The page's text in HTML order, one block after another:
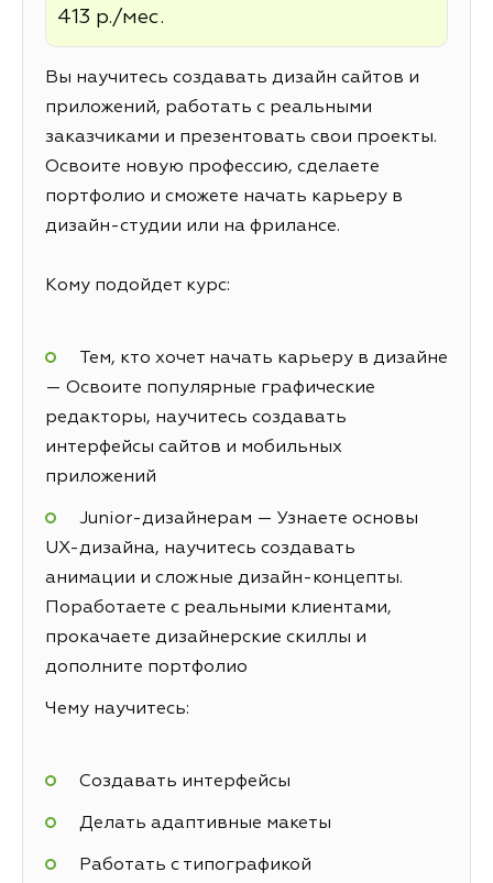
413 р./мес.
Вы научитесь создавать дизайн сайтов и
приложений, работать с реальными
заказчиками и презентовать свои проекты.
Освоите новую профессию, сделаете
портфолио и сможете начать карьеру в
дизайн-студии или на фрилансе.
Кому подойдет курс:
Тем, кто хочет начать карьеру в дизайне
— Освоите популярные графические
редакторы, научитесь создавать
интерфейсы сайтов и мобильных
приложений
Junior-дизайнерам — Узнаете основы
UX-дизайна, научитесь создавать
анимации и сложные дизайн-концепты.
Поработаете с реальными клиентами,
прокачаете дизайнерские скиллы и
дополните портфолио
Чему научитесь:
Создавать интерфейсы
Делать адаптивные макеты
Работать с типографикой